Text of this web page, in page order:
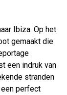
Ibiza. Op het
gemaakt die
een indruk van
stranden
perfect